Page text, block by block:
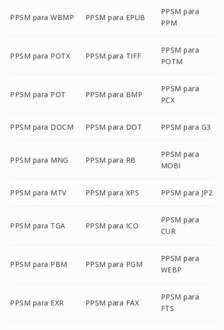
PPSM para WBMP PPSM para EPUB
PPSM para
PPM
PPSM para POTX PPSM para TIFF
PPSM para
POTM
PPSM para POT PPSM para BMP
PPSM para
PCX
PPSM para DOCM PPSM para DOT PPSM para G3
PPSM para MNG PPSM para RB
PPSM para
MOBI
PPSM para MTV PPSM para XPS PPSM para JP2
PPSM para TGA PPSM para ICO
PPSM para
CUR
PPSM para PBM PPSM para PGM
PPSM para
WEBP
PPSM para EXR PPSM para FAX
PPSM para
FTS